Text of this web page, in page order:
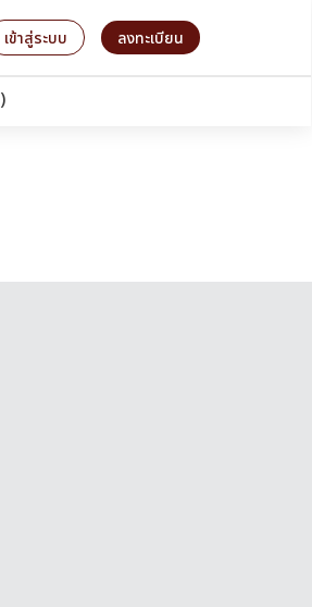
เข้าสู่ระบบ ลงทะเบียน